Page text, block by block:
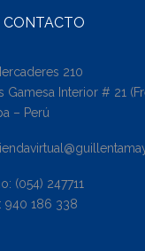
CONTACTO
210
Gamesa Interior # 21
– Perú
(054) 247711
940 186 338